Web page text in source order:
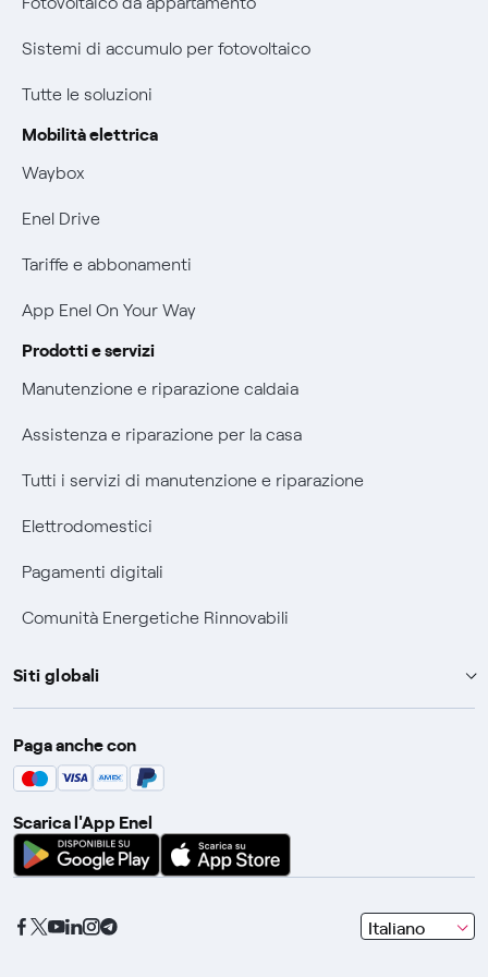
Rimborsi e resi per prodotti e servizi
Informativa RAEE
Informativa Privacy AI
Certificazioni
Nuove regole europee per la protezione dei dati
Offerte Placet non vulnerabili
Offerta Tutela Vulnerabilità Gas
Mobilità Elettrica
Phishing e truffe online
Verifica chi ti ha chiamato
Agevolazione utenti con disabilità per offerte Fibra
Sistemi di accumulo per fotovoltaico
Tutte le soluzioni
Mobilità elettrica
Waybox
Enel Drive
Tariffe e abbonamenti
App Enel On Your Way
Prodotti e servizi
Manutenzione e riparazione caldaia
Assistenza e riparazione per la casa
Tutti i servizi di manutenzione e riparazione
Elettrodomestici
Pagamenti digitali
Comunità Energetiche Rinnovabili
Siti globali
Enel Group
Enel Green Power
Global Procurement
Gridspertise
Paga anche con
Scarica l'App Enel
Italiano
seleziona
una